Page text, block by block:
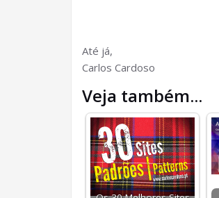
Até já,
Carlos Cardoso
Veja também...